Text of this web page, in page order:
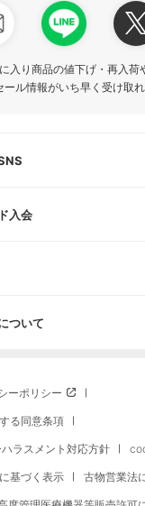
入り商品の値下げ・再入荷
ール情報がいち早く受け取れ
入会
ついて
ーポリシー
る同意条項
ラスメント対応方針
基づく表示 古物営業法